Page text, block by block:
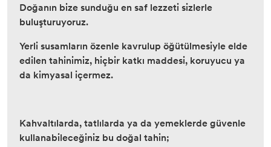
Doğanın bize sunduğu en saf lezzeti sizlerle
buluşturuyoruz.
Yerli susamların özenle kavrulup öğütülmesiyle elde
edilen tahinimiz, hiçbir katkı maddesi, koruyucu ya
da kimyasal içermez.
Kahvaltılarda, tatlılarda ya da yemeklerde güvenle
kullanabileceğiniz bu doğal tahin;